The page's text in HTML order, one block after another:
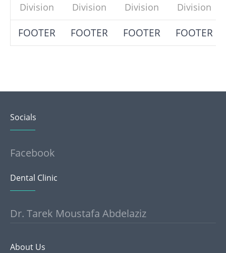
Division Division Division Division
FOOTER FOOTER FOOTER FOOTER
Socials
Facebook
Dental Clinic
Dr. Tarek Moustafa Abdelaziz
About Us